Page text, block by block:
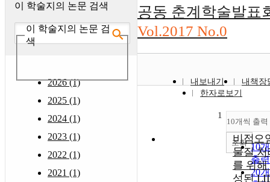
이 학술지의 논문 검색
이 학술지의 논문 검
색
2026 (1)
2025 (1)
2024 (1)
2023 (1)
2022 (1)
2021 (1)
공동 춘계학술발표
Vol.2017 No.0
내보내기
내책장
한자로보기
10개씩 출력
10
출력
20
조회
1
비점오
물질 처
를 위해
성된